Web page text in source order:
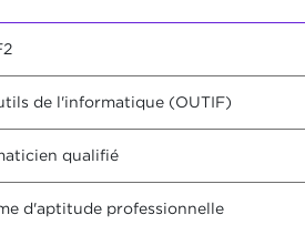
de l'informatique (OUTIF)
qualifié
d'aptitude professionnelle